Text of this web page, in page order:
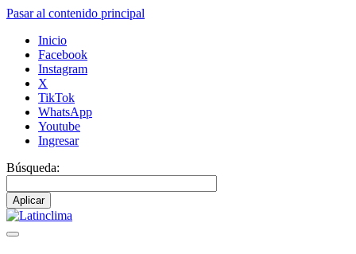
Pasar al contenido principal
Inicio
Facebook
Instagram
X
TikTok
WhatsApp
Youtube
Ingresar
Búsqueda: